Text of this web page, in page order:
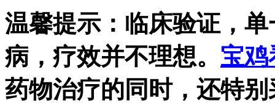
温馨提示：临床验证，
病，疗效并不理想。 宝
药物治疗的同时，还特